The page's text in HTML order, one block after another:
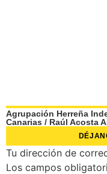
Agrupación Herreña
Canarias / Raúl Acosta
Tu dirección de
Los campos